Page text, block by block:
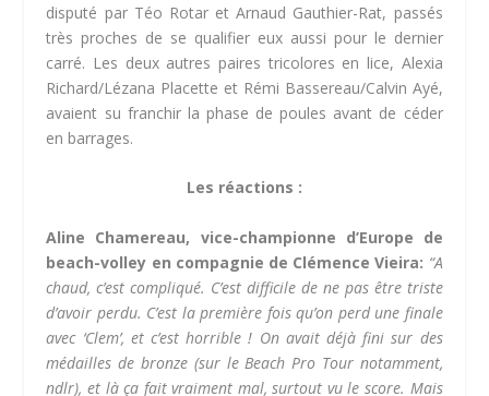
disputé par Téo Rotar et Arnaud Gauthier-Rat, passés
très proches de se qualifier eux aussi pour le dernier
carré. Les deux autres paires tricolores en lice, Alexia
Richard/Lézana Placette et Rémi Bassereau/Calvin Ayé,
avaient su franchir la phase de poules avant de céder
en barrages.
Les réactions :
Aline Chamereau, vice-championne d’Europe de
beach-volley en compagnie de Clémence Vieira: “A
chaud, c’est compliqué. C’est difficile de ne pas être triste
d’avoir perdu. C’est la première fois qu’on perd une finale
avec ‘Clem’, et c’est horrible ! On avait déjà fini sur des
médailles de bronze (sur le Beach Pro Tour notamment,
ndlr), et là ça fait vraiment mal, surtout vu le score. Mais